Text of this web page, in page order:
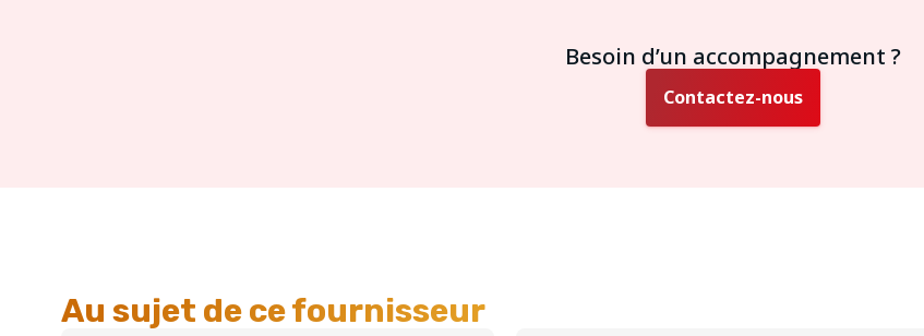
Besoin d’un accompagnement ?
Contactez-nous
Au sujet de ce fournisseur